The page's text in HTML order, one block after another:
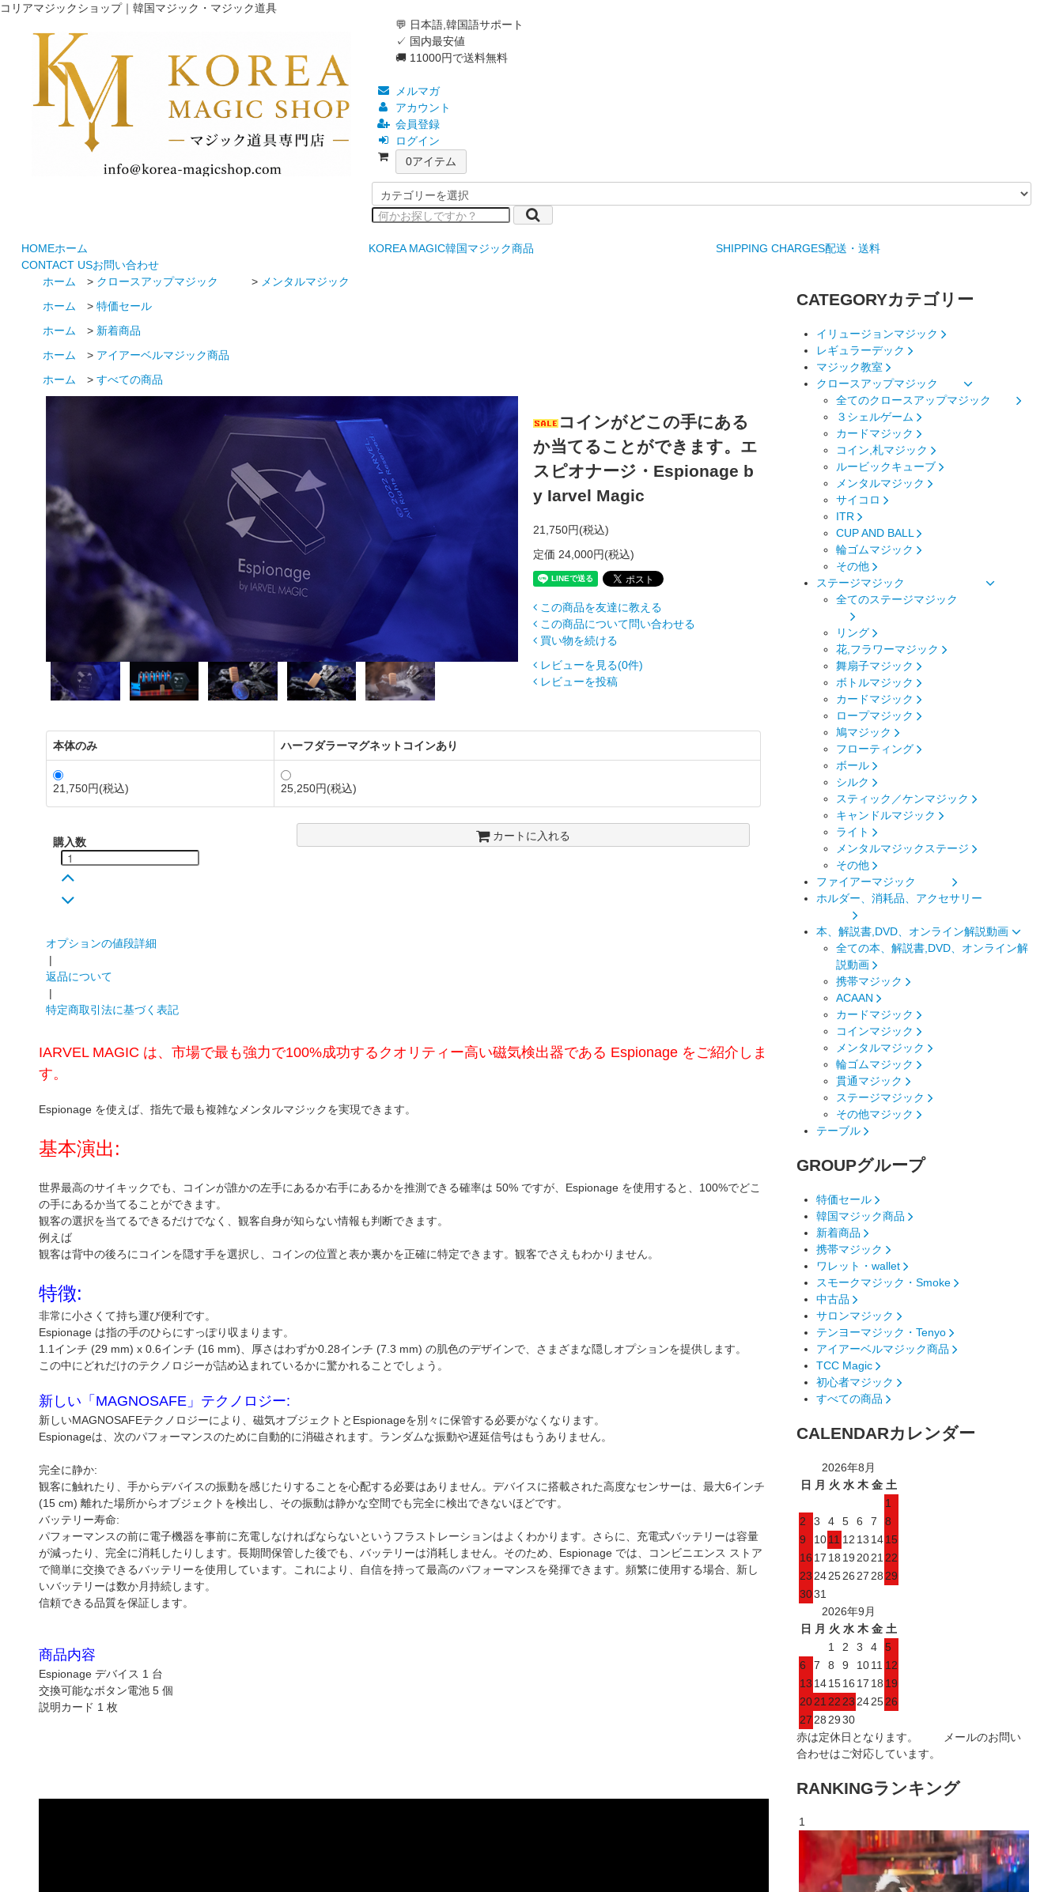
コリアマジックショップ｜韓国マジック・マジック道具
💬 日本語,韓国語サポート
✓ 国内最安値
🚚 11000円で送料無料
メルマガ
アカウント
会員登録
ログイン
0アイテム
HOMEホーム KOREA MAGIC韓国マジック商品 SHIPPING CHARGES配送・送料
CONTACT USお問い合わせ
ホーム
> クロースアップマジック > メンタルマジック
ホーム
>特価セール
ホーム
> 新着商品
ホーム
> アイアーベルマジック商品
ホーム
>すべての商品
コインがどこの手にある
か当てることができます。エ
スピオナージ・Espionage b
y Iarvel Magic
21,750円(税込)
定価 24,000円(税込)
この商品を友達に教える
この商品について問い合わせる
買い物を続ける
レビューを見る(0件)
レビューを投稿
本体のみ ハーフダラーマグネットコインあり
21,750円(税込) 25,250円(税込)
購入数 カートに入れる
オプションの値段詳細
|
返品について
|
特定商取引法に基づく表記
IARVEL MAGIC は、市場で最も強力で100%成功するクオリティー高い磁気検出器である Espionage をご紹介しま
す。
Espionage を使えば、指先で最も複雑なメンタルマジックを実現できます。
基本演出:
世界最高のサイキックでも、コインが誰かの左手にあるか右手にあるかを推測できる確率は 50% ですが、Espionage を使用すると、100%でどこ
の手にあるか当てることができます。
観客の選択を当てるできるだけでなく、観客自身が知らない情報も判断できます。
例えば
観客は背中の後ろにコインを隠す手を選択し、コインの位置と表か裏かを正確に特定できます。観客でさえもわかりません。
特徴:
非常に小さくて持ち運び便利です。
Espionage は指の手のひらにすっぽり収まります。
1.1インチ (29 mm) x 0.6インチ (16 mm)、厚さはわずか0.28インチ (7.3 mm) の肌色のデザインで、さまざまな隠しオプションを提供します。
この中にどれだけのテクノロジーが詰め込まれているかに驚かれることでしょう。
新しい「MAGNOSAFE」テクノロジー:
新しいMAGNOSAFEテクノロジーにより、磁気オブジェクトとEspionageを別々に保管する必要がなくなります。
Espionageは、次のパフォーマンスのために自動的に消磁されます。ランダムな振動や遅延信号はもうありません。
完全に静か:
観客に触れたり、手からデバイスの振動を感じたりすることを心配する必要はありません。デバイスに搭載された高度なセンサーは、最大6インチ
(15 cm) 離れた場所からオブジェクトを検出し、その振動は静かな空間でも完全に検出できないほどです。
バッテリー寿命:
パフォーマンスの前に電子機器を事前に充電しなければならないというフラストレーションはよくわかります。さらに、充電式バッテリーは容量
が減ったり、完全に消耗したりします。長期間保管した後でも、バッテリーは消耗しません。そのため、Espionage では、コンビニエンス ストア
で簡単に交換できるバッテリーを使用しています。これにより、自信を持って最高のパフォーマンスを発揮できます。頻繁に使用する場合、新し
いバッテリーは数か月持続します。
信頼できる品質を保証します。
商品内容
Espionage デバイス 1 台
交換可能なボタン電池 5 個
説明カード 1 枚
CATEGORYカテゴリー
イリュージョンマジック
レギュラーデック
マジック教室
クロースアップマジック
全てのクロースアップマジック
３シェルゲーム
カードマジック
コイン,札マジック
ルービックキューブ
メンタルマジック
サイコロ
ITR
CUP AND BALL
輪ゴムマジック
その他
ステージマジック
全てのステージマジック
リング
花,フラワーマジック
舞扇子マジック
ボトルマジック
カードマジック
ロープマジック
鳩マジック
フローティング
ボール
シルク
スティック／ケンマジック
キャンドルマジック
ライト
メンタルマジックステージ
その他
ファイアーマジック
ホルダー、消耗品、アクセサリー
本、解説書,DVD、オンライン解説動画
全ての本、解説書,DVD、オンライン解
説動画
携帯マジック
ACAAN
カードマジック
コインマジック
メンタルマジック
輪ゴムマジック
貫通マジック
ステージマジック
その他マジック
テーブル
GROUPグループ
特価セール
韓国マジック商品
新着商品
携帯マジック
ワレット・wallet
スモークマジック・Smoke
中古品
サロンマジック
テンヨーマジック・Tenyo
アイアーベルマジック商品
TCC Magic
初心者マジック
すべての商品
CALENDARカレンダー
2026年8月
日 月 火 水 木 金 土
1
2
3 4 5 6 7
8
9
1011 12 13 1415
16 17 18 19 2021 22
23 242526 27 28 29
3031
2026年9月
日 月 火 水 木 金 土
1
2 3 4
5
6
7 8 9 1011 12
13 141516 17 18 19
2021 22 23 242526
27 28 29 30
赤は定休日となります。 メールのお問い
合わせはご対応しています。
RANKINGランキング
1